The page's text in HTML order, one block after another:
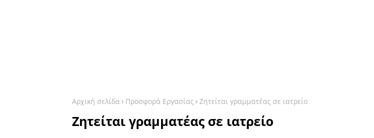
Αρχική σελίδα Προσφορά Εργασίας Ζητείται γραμματέας σε ιατρείο
Ζητείται γραμματέας σε ιατρείο